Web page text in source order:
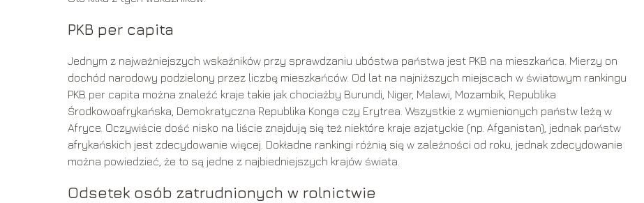
PKB per capita
Jednym z najważniejszych wskaźników przy sprawdzaniu ubóstwa państwa jest PKB na mieszkańca. Mierzy on
dochód narodowy podzielony przez liczbę mieszkańców. Od lat na najniższych miejscach w światowym rankingu
PKB per capita można znaleźć kraje takie jak chociażby Burundi, Niger, Malawi, Mozambik, Republika
Środkowoafrykańska, Demokratyczna Republika Konga czy Erytrea. Wszystkie z wymienionych państw leżą w
Afryce. Oczywiście dość nisko na liście znajdują się też niektóre kraje azjatyckie (np. Afganistan), jednak państw
afrykańskich jest zdecydowanie więcej. Dokładne rankingi różnią się w zależności od roku, jednak zdecydowanie
można powiedzieć, że to są jedne z najbiedniejszych krajów świata.
Odsetek osób zatrudnionych w rolnictwie